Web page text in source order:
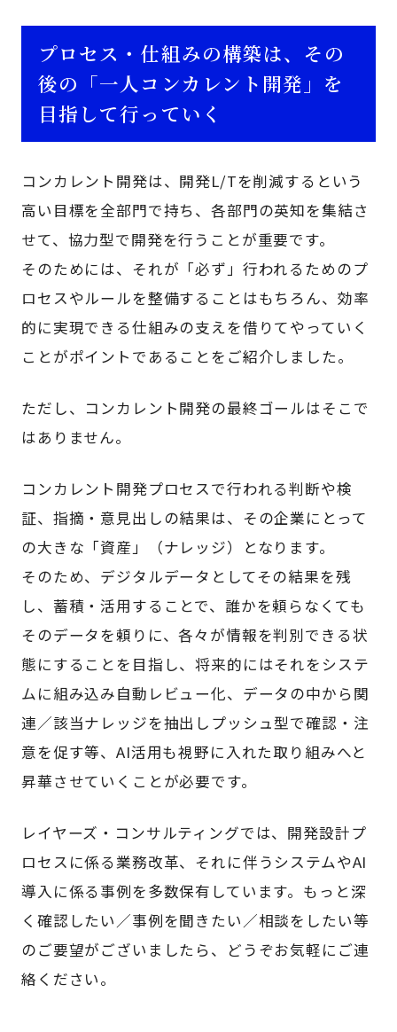
プロセス・仕組みの構築は、その
後の「一人コンカレント開発」を
目指して行っていく
コンカレント開発は、開発L/Tを削減するという
高い目標を全部門で持ち、各部門の英知を集結さ
せて、協力型で開発を行うことが重要です。
そのためには、それが「必ず」行われるためのプ
ロセスやルールを整備することはもちろん、効率
的に実現できる仕組みの支えを借りてやっていく
ことがポイントであることをご紹介しました。
ただし、コンカレント開発の最終ゴールはそこで
はありません。
コンカレント開発プロセスで行われる判断や検
証、指摘・意見出しの結果は、その企業にとって
の大きな「資産」（ナレッジ）となります。
そのため、デジタルデータとしてその結果を残
し、蓄積・活用することで、誰かを頼らなくても
そのデータを頼りに、各々が情報を判別できる状
態にすることを目指し、将来的にはそれをシステ
ムに組み込み自動レビュー化、データの中から関
連／該当ナレッジを抽出しプッシュ型で確認・注
意を促す等、AI活用も視野に入れた取り組みへと
昇華させていくことが必要です。
レイヤーズ・コンサルティングでは、開発設計プ
ロセスに係る業務改革、それに伴うシステムやAI
導入に係る事例を多数保有しています。もっと深
く確認したい／事例を聞きたい／相談をしたい等
のご要望がございましたら、どうぞお気軽にご連
絡ください。